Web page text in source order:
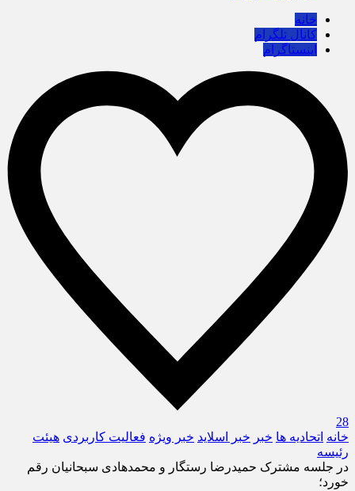
خانه
کانال تلگرام
اینستاگرام
28
خانه اتحادیه ها خبر خبر اسلايد خبر ویژه فعالیت کاربردی هیئت
رئیسه
در جلسه مشترک حمیدرضا رستگار و محمدهادی سبحانیان رقم
خورد؛